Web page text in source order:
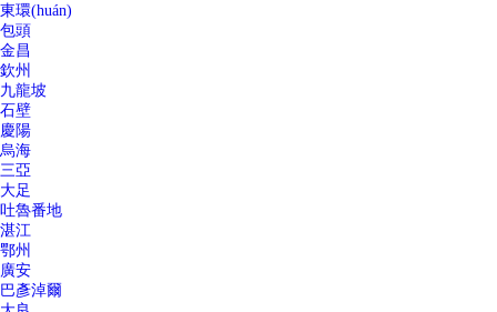
東環(huán)
包頭
金昌
欽州
九龍坡
石壁
慶陽
烏海
三亞
大足
吐魯番地
湛江
鄂州
廣安
巴彥淖爾